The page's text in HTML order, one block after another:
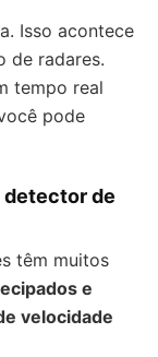
Isso acontece
de radares.
tempo real
pode
detector de
têm muitos
e
velocidade